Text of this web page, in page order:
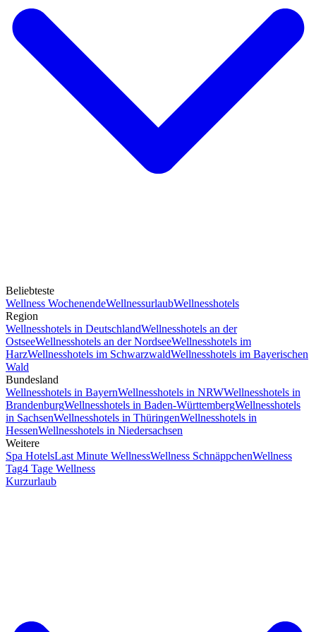
Beliebteste
Wellness WochenendeWellnessurlaubWellnesshotels
Region
Wellnesshotels in DeutschlandWellnesshotels an der
OstseeWellnesshotels an der NordseeWellnesshotels im
HarzWellnesshotels im SchwarzwaldWellnesshotels im Bayerischen
Wald
Bundesland
Wellnesshotels in BayernWellnesshotels in NRWWellnesshotels in
BrandenburgWellnesshotels in Baden-WürttembergWellnesshotels
in SachsenWellnesshotels in ThüringenWellnesshotels in
HessenWellnesshotels in Niedersachsen
Weitere
Spa HotelsLast Minute WellnessWellness SchnäppchenWellness
Tag4 Tage Wellness
Kurzurlaub